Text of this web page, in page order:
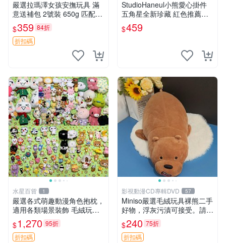
嚴選拉瑪澤女孩安撫玩具 滿
意送補包 2號裝 650g 匹配嬰
幼童舒壓好伴侶 女孩專用 安
心選擇 安撫玩偶 衝包 玩具
$359 84折
折扣碼
StudioHaneul小熊愛心掛件
五角星全新珍藏 紅色推薦收
藏 玩具掛飾 掛件 新品
$459
水星百貨 1
嚴選各式萌趣動漫角色抱枕，
適用各類場景裝飾 毛絨玩
具、卡通抱枕、趣味玩偶
$1,270 95折
折扣碼
影視動漫CD專輯DVD 57
Miniso嚴選毛絨玩具裸熊二手
好物，浮灰污漬可接受。請詳
閱照片再下單，售出不退不
換。全新品相收藏推薦。 裸
熊 毛絨玩具 收藏
$240 75折
折扣碼